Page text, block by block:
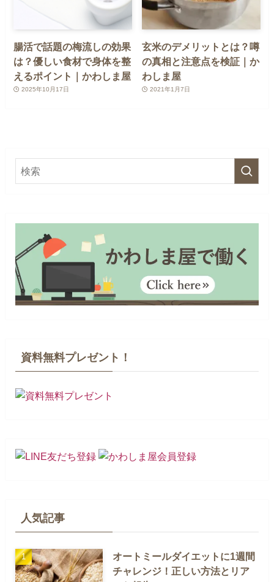
腸活で話題の梅流しの効果
は？優しい食材で身体を整
えるポイント｜かわしま屋
2025年10月17日
玄米のデメリットとは？噂
の真相と注意点を検証｜か
わしま屋
2021年1月7日
資料無料プレゼント！
人気記事
オートミールダイエットに1週間
チャレンジ！正しい方法とリア